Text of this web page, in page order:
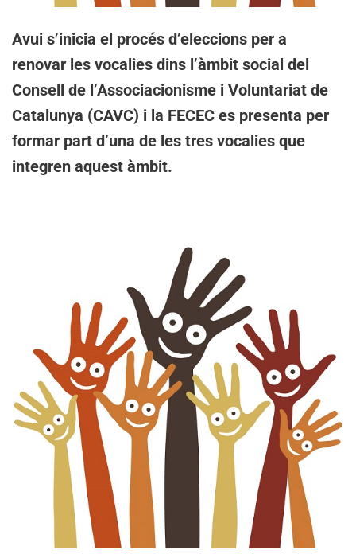
Avui s’inicia el procés d’eleccions per a
renovar les vocalies dins l’àmbit social del
Consell de l’Associacionisme i Voluntariat de
Catalunya (CAVC) i la FECEC es presenta per
formar part d’una de les tres vocalies que
integren aquest àmbit.